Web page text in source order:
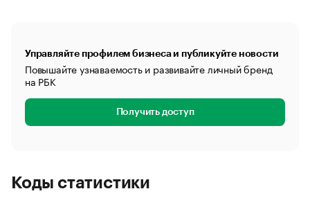
Управляйте профилем бизнеса и публикуйте новости
Повышайте узнаваемость и развивайте личный бренд
на РБК
Получить доступ
Коды статистики